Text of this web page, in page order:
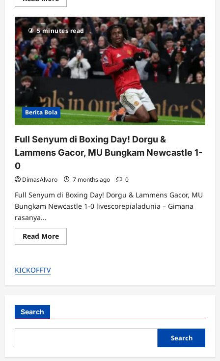
more
Hasil
Liga
Inggris
Pekan
18:
Trio
Arsenal,
City,
&
Liverpool
Menang
Tipis,
Chelsea
Malah
Nyungsep!
5 minutes read
Berita Bola
Full Senyum di Boxing Day! Dorgu &
Lammens Gacor, MU Bungkam Newcastle 1-
0
DimasAlvaro 7 months ago 0
Full Senyum di Boxing Day! Dorgu & Lammens Gacor, MU
Bungkam Newcastle 1-0 livescorepialadunia – Gimana
rasanya...
Read MoreRead
more
Day!
MU
Newcastle
0
KICKOFFTV
Search
Search